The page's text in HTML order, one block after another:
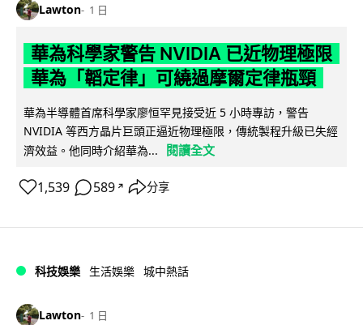
Lawton 1 日
華為科學家警告 NVIDIA 已近物理極限
華為「韜定律」可繞過摩爾定律瓶頸
華為半導體首席科學家廖恒罕見接受近 5 小時專訪，警告
NVIDIA 等西方晶片巨頭正逼近物理極限，傳統製程升級已失經
濟效益。他同時介紹華為...
閱讀全文
1,539 589 ↗ 分享
科技娛樂 生活娛樂 城中熱話
Lawton 1 日